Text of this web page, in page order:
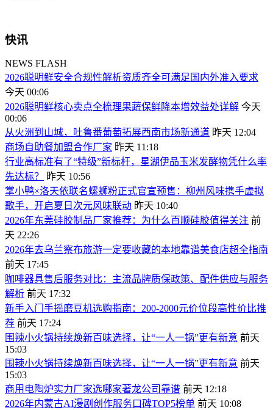
快讯
NEWS FLASH
2026聪明鲜安全合规性解析资质齐全可满足国内外准入要求
今天 00:06
2026聪明鲜核心卖点全梳理果蔬保鲜降本增效益处详解 今天
00:06
从火洲到山城，吐鲁番葡萄拓展西南市场新通道 昨天 12:04
商场自助餐加盟合作厂家 昨天 11:18
行业高标准有了“特级”新标杆，星湖伊品玉米发酵物凭什么率
先达标？
昨天 10:56
掌小鸭×洛天依联名螺蛳粉正式官宣预售：柳州风味携手虚拟
歌手，开启夏日次元风味联动 昨天 10:40
2026年东莞硅胶制品厂家推荐：为什么百顺硅胶值得关注 前
天 22:26
2026年去乌兰察布旅游一定要收藏的本地靠谱美食店超全指南
前天 17:45
咖啡器具售后服务对比：主流品牌质保政策、配件供应与服务
解析 前天 17:32
新手入门手摇磨豆机选购指南：200-2000元价位段高性价比推
荐 前天 17:24
围辣小火锅持续焕新百味选择，让“一人一锅”更有新意 前天
15:03
围辣小火锅持续焕新百味选择，让“一人一锅”更有新意 前天
15:03
商用电陶炉实力厂家选哪家著龙公司靠谱 前天 12:18
2026年内蒙古AI漫剧创作服务口碑TOP5榜单 前天 10:08